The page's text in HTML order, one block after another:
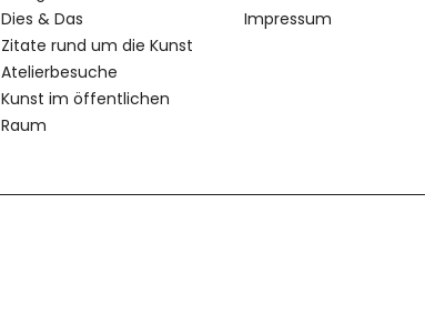
Dies & Das
Zitate rund um die Kunst
Atelierbesuche
Kunst im öffentlichen
Raum
Impressum